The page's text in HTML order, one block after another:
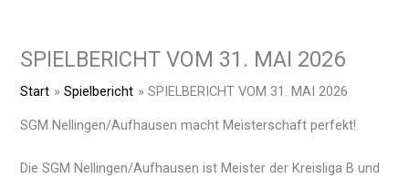
SPIELBERICHT VOM 31. MAI 2026
Start Spielbericht SPIELBERICHT VOM 31. MAI 2026
SGM Nellingen/Aufhausen macht Meisterschaft perfekt!
Die SGM Nellingen/Aufhausen ist Meister der Kreisliga B und